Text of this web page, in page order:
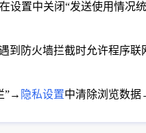
设置中关闭“发送使用情况
到防火墙拦截时允许程序
”→ 隐私设置中清除浏览数据